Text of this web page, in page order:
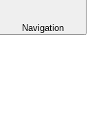
Navigation